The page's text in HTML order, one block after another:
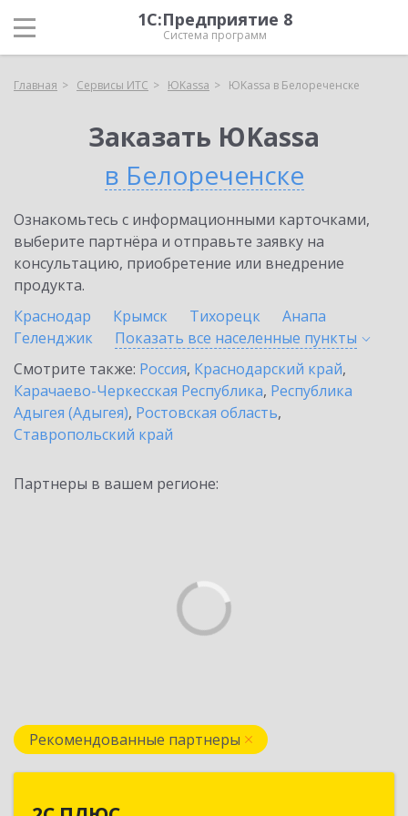
1С:Предприятие 8
Система программ
Главная Сервисы ИТС ЮKassa ЮKassa в Белореченске
Заказать ЮKassa
в Белореченске
Ознакомьтесь с информационными карточками,
выберите партнёра и отправьте заявку на
консультацию, приобретение или внедрение
продукта.
Краснодар
Крымск Тихорецк
Анапа
Геленджик
Показать все населенные пункты
Смотрите также: Россия, Краснодарский край,
Карачаево-Черкесская Республика, Республика
Адыгея (Адыгея), Ростовская область,
Ставропольский край
Партнеры в вашем регионе:
Рекомендованные партнеры